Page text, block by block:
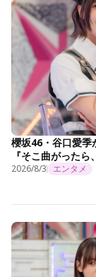
櫻坂46・谷口愛季
『そこ曲がった
2026/8/3 エンタメ